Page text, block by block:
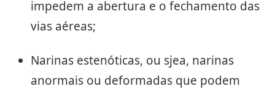
impedem a abertura e o fechamento das
vias aéreas;
Narinas estenóticas, ou sjea, narinas
anormais ou deformadas que podem